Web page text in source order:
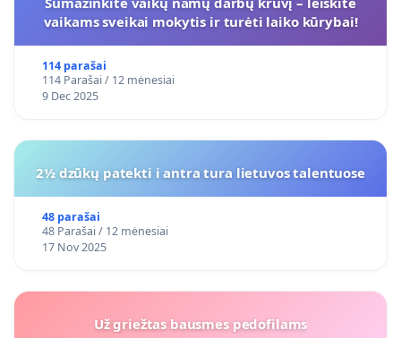
vaikams sveikai mokytis ir turėti laiko kūrybai!
114 parašai
114 Parašai / 12 mėnesiai
9 Dec 2025
2½ dzūkų patekti i antra tura lietuvos talentuose
48 parašai
48 Parašai / 12 mėnesiai
17 Nov 2025
Už griežtas bausmes pedofilams